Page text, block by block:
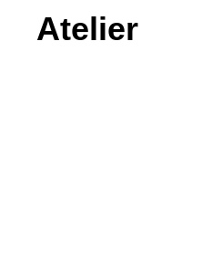
Atelier